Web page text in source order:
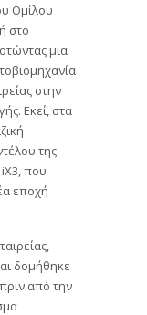
Ομίλου
στο
μια
στην
Εκεί, στα
της
που
εποχή
δομήθηκε
από την